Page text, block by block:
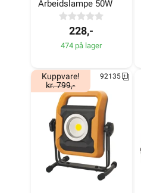
474 på lager
Arbeidslampe 50W
228,-
474 på lager
Kuppvare!
kr. 799,-
92135